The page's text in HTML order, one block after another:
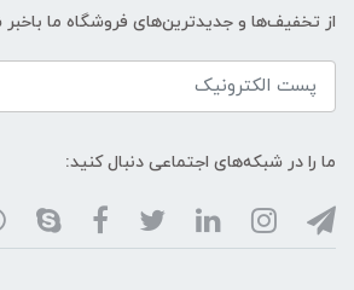
از تخفیف‌ها و جدیدترین‌های فروشگاه ما
ما را در شبکه‌های اجتماعی دنبال کنید: